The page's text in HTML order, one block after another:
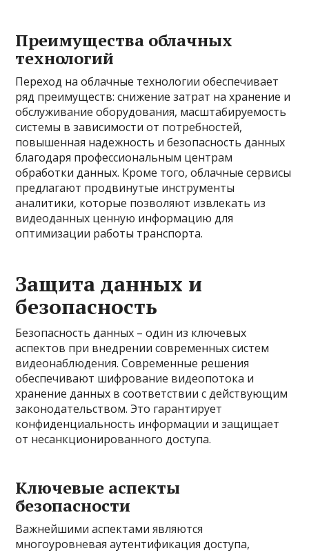
Преимущества облачных
технологий
Переход на облачные технологии обеспечивает
ряд преимуществ: снижение затрат на хранение и
обслуживание оборудования, масштабируемость
системы в зависимости от потребностей,
повышенная надежность и безопасность данных
благодаря профессиональным центрам
обработки данных. Кроме того, облачные сервисы
предлагают продвинутые инструменты
аналитики, которые позволяют извлекать из
видеоданных ценную информацию для
оптимизации работы транспорта.
Защита данных и
безопасность
Безопасность данных – один из ключевых
аспектов при внедрении современных систем
видеонаблюдения. Современные решения
обеспечивают шифрование видеопотока и
хранение данных в соответствии с действующим
законодательством. Это гарантирует
конфиденциальность информации и защищает
от несанкционированного доступа.
Ключевые аспекты
безопасности
Важнейшими аспектами являются
многоуровневая аутентификация доступа,